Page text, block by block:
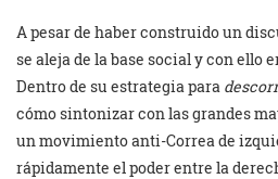
A pesar de haber construido un
se aleja de la base social y con ello
Dentro de su estrategia para
cómo sintonizar con las grandes
un movimiento anti-Correa de
rápidamente el poder entre la